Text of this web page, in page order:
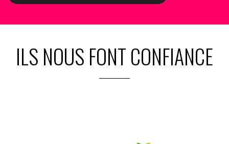
ILS NOUS FONT CONFIANCE